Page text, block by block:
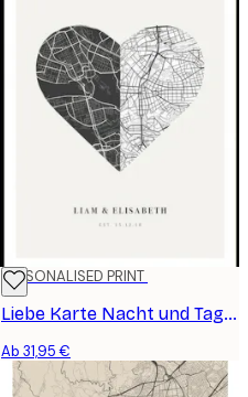
PERSONALISED PRINT
Liebe Karte Nacht und Tag Personalisiert Poster
Ab 31,95 €